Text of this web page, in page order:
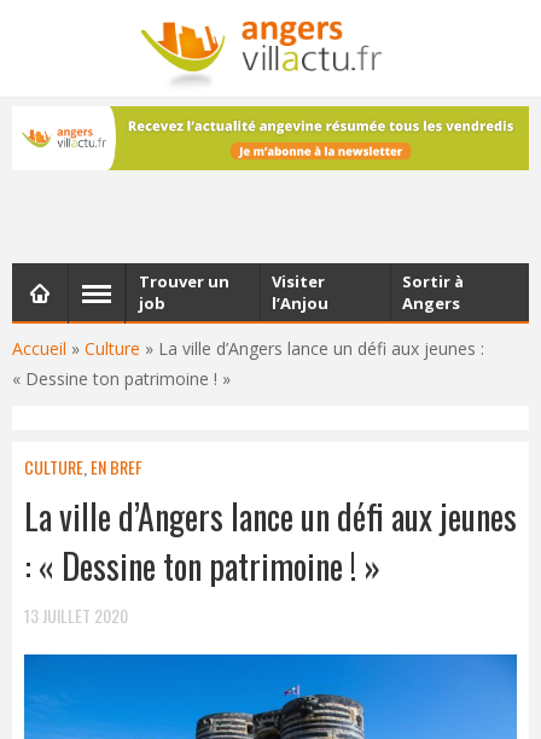
NEWSLETTER
Les dernières actualités d'Angers, chaque vendredi dans
votre boîte e-mail
Accueil » Culture » La ville d’Angers lance un défi aux jeunes :
« Dessine ton patrimoine ! »
Trouver un
job
Visiter
l’Anjou
Sortir à
Angers
CULTURE EN BREF
La ville d’Angers lance un défi aux jeunes
: « Dessine ton patrimoine ! »
13 JUILLET 2020